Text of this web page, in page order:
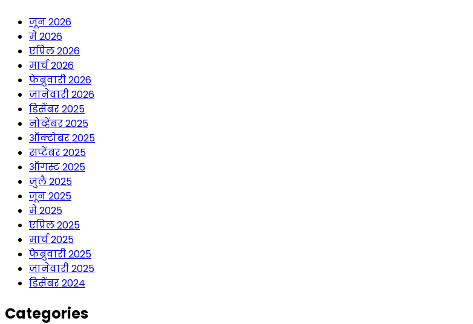
जून 2026
मे 2026
एप्रिल 2026
मार्च 2026
फेब्रुवारी 2026
जानेवारी 2026
डिसेंबर 2025
नोव्हेंबर 2025
ऑक्टोबर 2025
सप्टेंबर 2025
ऑगस्ट 2025
जुलै 2025
जून 2025
मे 2025
एप्रिल 2025
मार्च 2025
फेब्रुवारी 2025
जानेवारी 2025
डिसेंबर 2024
Categories